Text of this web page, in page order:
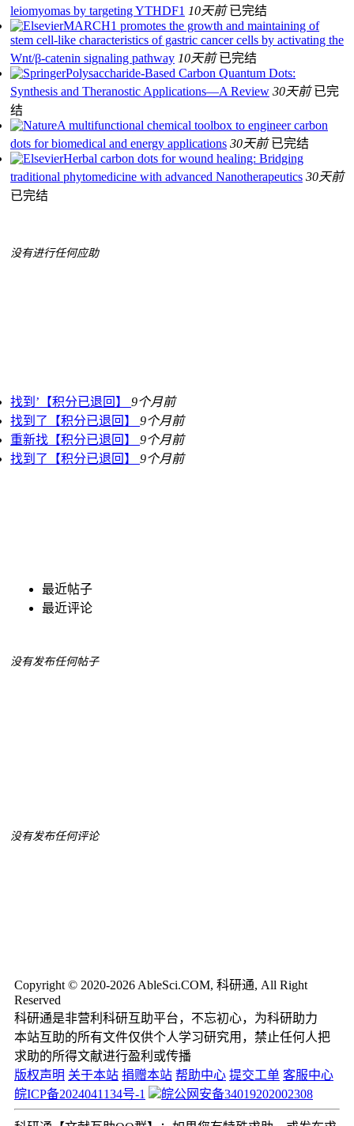
leiomyomas by targeting YTHDF1 10天前 已完结
MARCH1 promotes the growth and maintaining of
stem cell-like characteristics of gastric cancer cells by activating the
Wnt/β-catenin signaling pathway 10天前 已完结
Polysaccharide-Based Carbon Quantum Dots:
Synthesis and Theranostic Applications—A Review 30天前 已完
结
A multifunctional chemical toolbox to engineer carbon
dots for biomedical and energy applications 30天前 已完结
Herbal carbon dots for wound healing: Bridging
traditional phytomedicine with advanced Nanotherapeutics 30天前
已完结
没有进行任何应助
找到’【积分已退回】 9个月前
找到了【积分已退回】 9个月前
重新找【积分已退回】 9个月前
找到了【积分已退回】 9个月前
最近帖子
最近评论
没有发布任何帖子
没有发布任何评论
Copyright © 2020-2026 AbleSci.COM, 科研通, All Right
Reserved
科研通是非营利科研互助平台，不忘初心，为科研助力
本站互助的所有文件仅供个人学习研究用，禁止任何人把
求助的所得文献进行盈利或传播
版权声明 关于本站 捐赠本站 帮助中心 提交工单 客服中心
皖ICP备2024041134号-1
皖公网安备34019202002308